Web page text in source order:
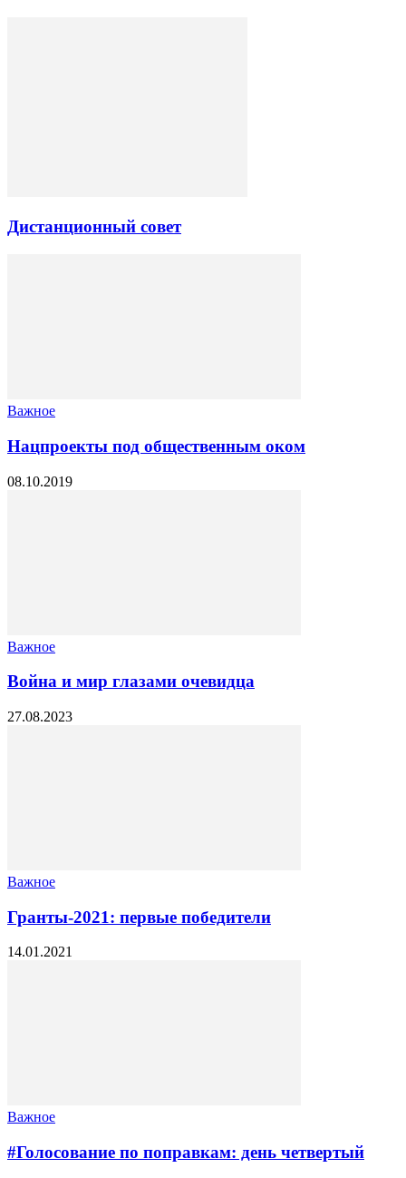
Дистанционный совет
Важное
Нацпроекты под общественным оком
08.10.2019
Важное
Война и мир глазами очевидца
27.08.2023
Важное
Гранты-2021: первые победители
14.01.2021
Важное
#Голосование по поправкам: день четвертый